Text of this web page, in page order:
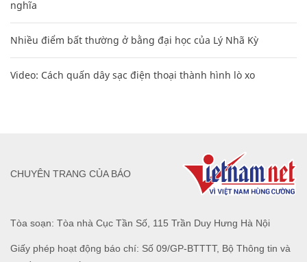
nghĩa
Nhiều điểm bất thường ở bằng đại học của Lý Nhã Kỳ
Video: Cách quấn dây sạc điện thoại thành hình lò xo
Tòa soạn: Tòa nhà Cục Tần Số, 115 Trần Duy Hưng Hà Nội
Giấy phép hoạt động báo chí: Số 09/GP-BTTTT, Bộ Thông tin và
CHUYÊN TRANG CỦA BÁO